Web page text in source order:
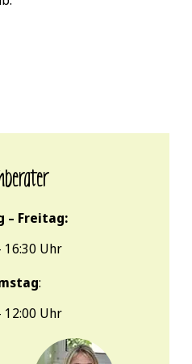
Laub in der Regel im
– Freitag:
16:30 Uhr
:
12:00 Uhr